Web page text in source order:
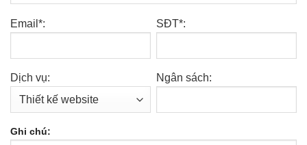
Email*: SĐT*:
Dịch vụ: Ngân sách:
Ghi chú: